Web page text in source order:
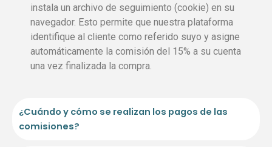
instala un archivo de seguimiento (cookie) en su
navegador. Esto permite que nuestra plataforma
identifique al cliente como referido suyo y asigne
automáticamente la comisión del 15% a su cuenta
una vez finalizada la compra.
¿Cuándo y cómo se realizan los pagos de las
comisiones?